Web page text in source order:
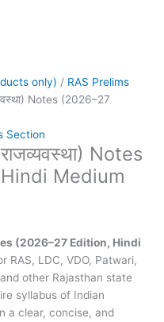
only) / RAS Prelims
Notes (2026–27
Section
Notes
Medium
(2026–27 Edition, Hindi
RAS, LDC, VDO, Patwari,
other Rajasthan state
syllabus of Indian
a clear, concise, and